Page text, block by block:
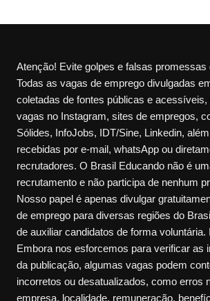
Atenção! Evite golpes e falsas promessas
Todas as vagas de emprego divulgadas
coletadas de fontes públicas e
vagas no Instagram, sites de empregos,
Sólides, InfoJobs, IDT/Sine, Linkedin,
recebidas por e-mail, whatsApp ou
recrutadores. O Brasil Educando não é
recrutamento e não participa de nenhum
Nosso papel é apenas divulgar
de emprego para diversas regiões do
de auxiliar candidatos de forma voluntária.
Embora nos esforcemos para verificar as
da publicação, algumas vagas podem
incorretos ou desatualizados, como erros
empresa, localidade, remuneração,